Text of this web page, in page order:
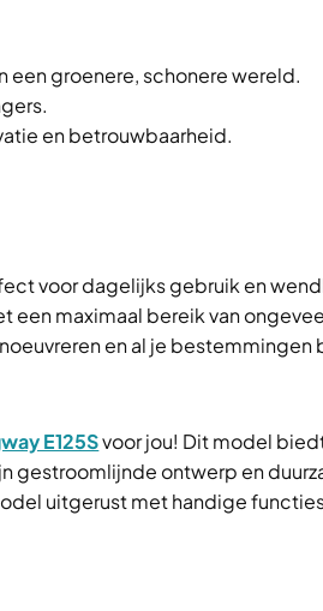
een groenere, schonere wereld.
en betrouwbaarheid.
voor dagelijks gebruik en
een maximaal bereik van
en al je bestemmingen
E125Svoor jou! Dit model
gestroomlijnde ontwerp en
uitgerust met handige